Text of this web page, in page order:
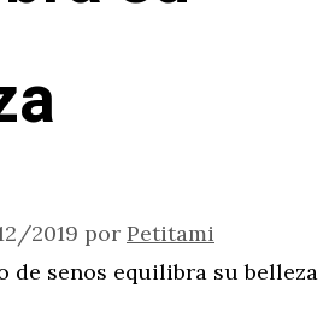
2019 por Petitami